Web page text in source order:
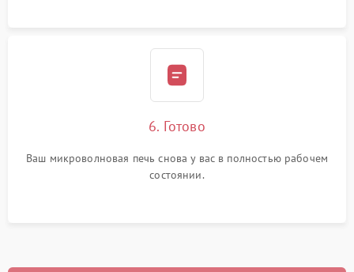
6. Готово
Ваш микроволновая печь снова у вас в полностью рабочем
состоянии.